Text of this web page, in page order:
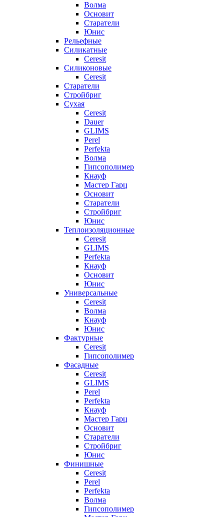
Волма
Основит
Старатели
Юнис
Рельефные
Силикатные
Ceresit
Силиконовые
Ceresit
Старатели
Стройбриг
Сухая
Ceresit
Dauer
GLIMS
Perel
Perfekta
Волма
Гипсополимер
Кнауф
Мастер Гарц
Основит
Старатели
Стройбриг
Юнис
Теплоизоляционные
Ceresit
GLIMS
Perfekta
Кнауф
Основит
Юнис
Универсальные
Ceresit
Волма
Кнауф
Юнис
Фактурные
Ceresit
Гипсополимер
Фасадные
Ceresit
GLIMS
Perel
Perfekta
Кнауф
Мастер Гарц
Основит
Старатели
Стройбриг
Юнис
Финишные
Ceresit
Perel
Perfekta
Волма
Гипсополимер